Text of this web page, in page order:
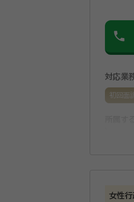
phone
対応業務
初回面
面談
女性行